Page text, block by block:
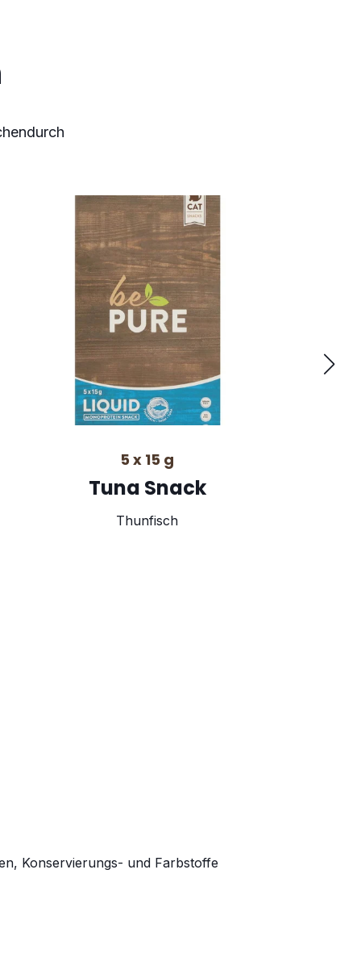
5 x 15 g
Tuna Snack
Thunfisch
Konservierungs- und Farbstoffe